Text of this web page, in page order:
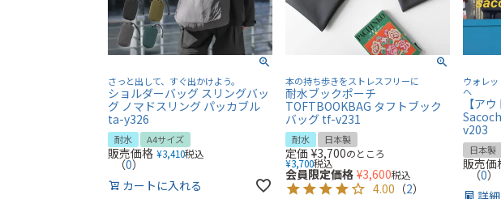
さっと出して、すぐ出かけよう。
ショルダーバッグ スリングバッ
グ ノマドスリング パッカブル
ta-y326
耐水 A4サイズ
販売価格 ¥3,410税込
（0）
カートに入れる
本の持ち歩きをストレスフリーに
耐水ブックポーチ
TOFTBOOKBAG タフトブック
バッグ tf-v231
耐水 日本製
定価 ¥3,700のところ
¥3,700税込
会員限定価格 ¥3,600税込
4.00 （2）
ウォレ
へ
【ア
v203
日本製
販売価
（0）